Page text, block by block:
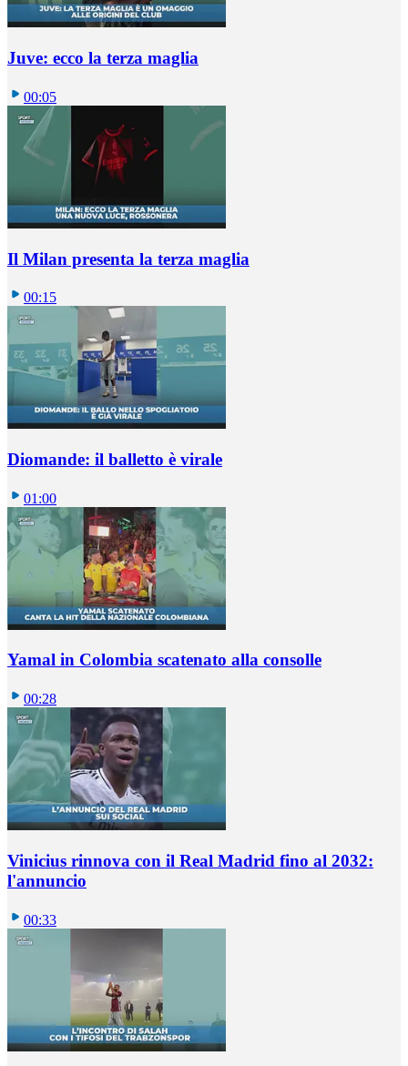
Juve: ecco la terza maglia
00:05
Il Milan presenta la terza maglia
00:15
Diomande: il balletto è virale
01:00
Yamal in Colombia scatenato alla consolle
00:28
Vinicius rinnova con il Real Madrid fino al 2032:
l'annuncio
00:33